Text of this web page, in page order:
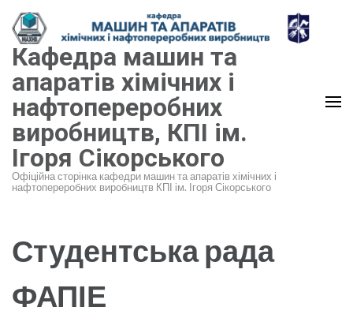
Перейти
до
вмісту
(натисніть
Enter)
Кафедра машин та
апаратів хімічних і
нафтопереробних
виробництв, КПІ ім.
Ігоря Сікорського
Офіційна сторінка кафедри машин та апаратів хімічних і
нафтопереробних виробництв КПІ ім. Ігоря Сікорського
Студентська рада
ФАПІЕ